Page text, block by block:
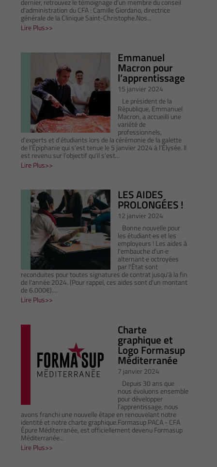
dernier, retrouvez le témoignage d'un membre du conseil
d’administration du CFA : Camille Giordano, directrice
générale de la Clinique Saint-Christophe.Nos...
Lire Plus
Emmanuel
Macron pour
l’apprentissage
15 janvier 2024
Le président de la
République, Emmanuel
Macron, a accueilli une
variété de
professionnels,
d'experts et d'étudiants lors de la cérémonie de la galette
de l’Épiphanie qui s’est tenue le 5 janvier 2024 à l’Élysée. Il
est revenu sur l’objectif qu’il s’est...
Lire Plus
LES AIDES
PROLONGÉES !
12 janvier 2024
Bonne nouvelle pour
les étudiant·es et les
employeurs ! Les aides à
l'embauche d'un·e
alternant·e octroyées
par l'État sont
reconduites pour toutes signatures de contrat jusqu'à la fin
de l'année 2024. (Pour rappel, ces aides sont d'un montant
de 6.000€)....
Lire Plus
Charte
graphique et
Logo Formasup
Méditerranée
7 janvier 2024
Depuis 30 ans que
nous évoluons ensemble
pour développer
l’apprentissage, nous
avons franchi une nouvelle étape en renouvelant notre
identité et notre charte graphique.Formasup PACA - CFA
Épure Méditerranée, est officiellement devenu Formasup
Méditerranée...
Lire Plus